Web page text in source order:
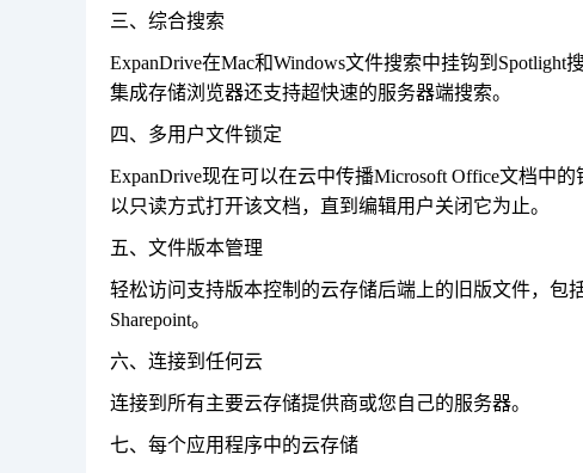
三、综合搜索
ExpanDrive在Mac和Windows文件搜索中挂钩到
集成存储浏览器还支持超快速的服务器端搜索。
四、多用户文件锁定
ExpanDrive现在可以在云中传播Microsoft Office文档中
以只读方式打开该文档，直到编辑用户关闭它为止。
五、文件版本管理
轻松访问支持版本控制的云存储后端上的旧版文件，包
Sharepoint。
六、连接到任何云
连接到所有主要云存储提供商或您自己的服务器。
七、每个应用程序中的云存储